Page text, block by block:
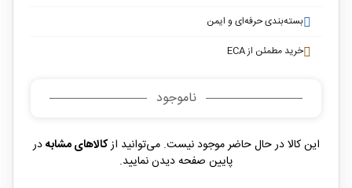
بسته‌بندی حرفه‌ای و ایمن
خرید مطمئن از ECA
ناموجود
این کالا در حال حاضر موجود نیست. می‌توانید ازکالاهای مشابهدر
پایین صفحه دیدن نمایید.